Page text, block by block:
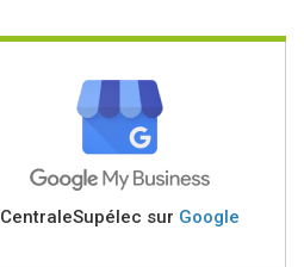
CentraleSupélec sur Google